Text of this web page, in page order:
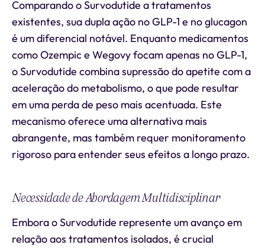
Comparando o Survodutide a tratamentos
existentes, sua dupla ação no GLP-1 e no glucagon
é um diferencial notável. Enquanto medicamentos
como Ozempic e Wegovy focam apenas no GLP-1,
o Survodutide combina supressão do apetite com a
aceleração do metabolismo, o que pode resultar
em uma perda de peso mais acentuada. Este
mecanismo oferece uma alternativa mais
abrangente, mas também requer monitoramento
rigoroso para entender seus efeitos a longo prazo.
Necessidade de Abordagem Multidisciplinar
Embora o Survodutide represente um avanço em
relação aos tratamentos isolados, é crucial